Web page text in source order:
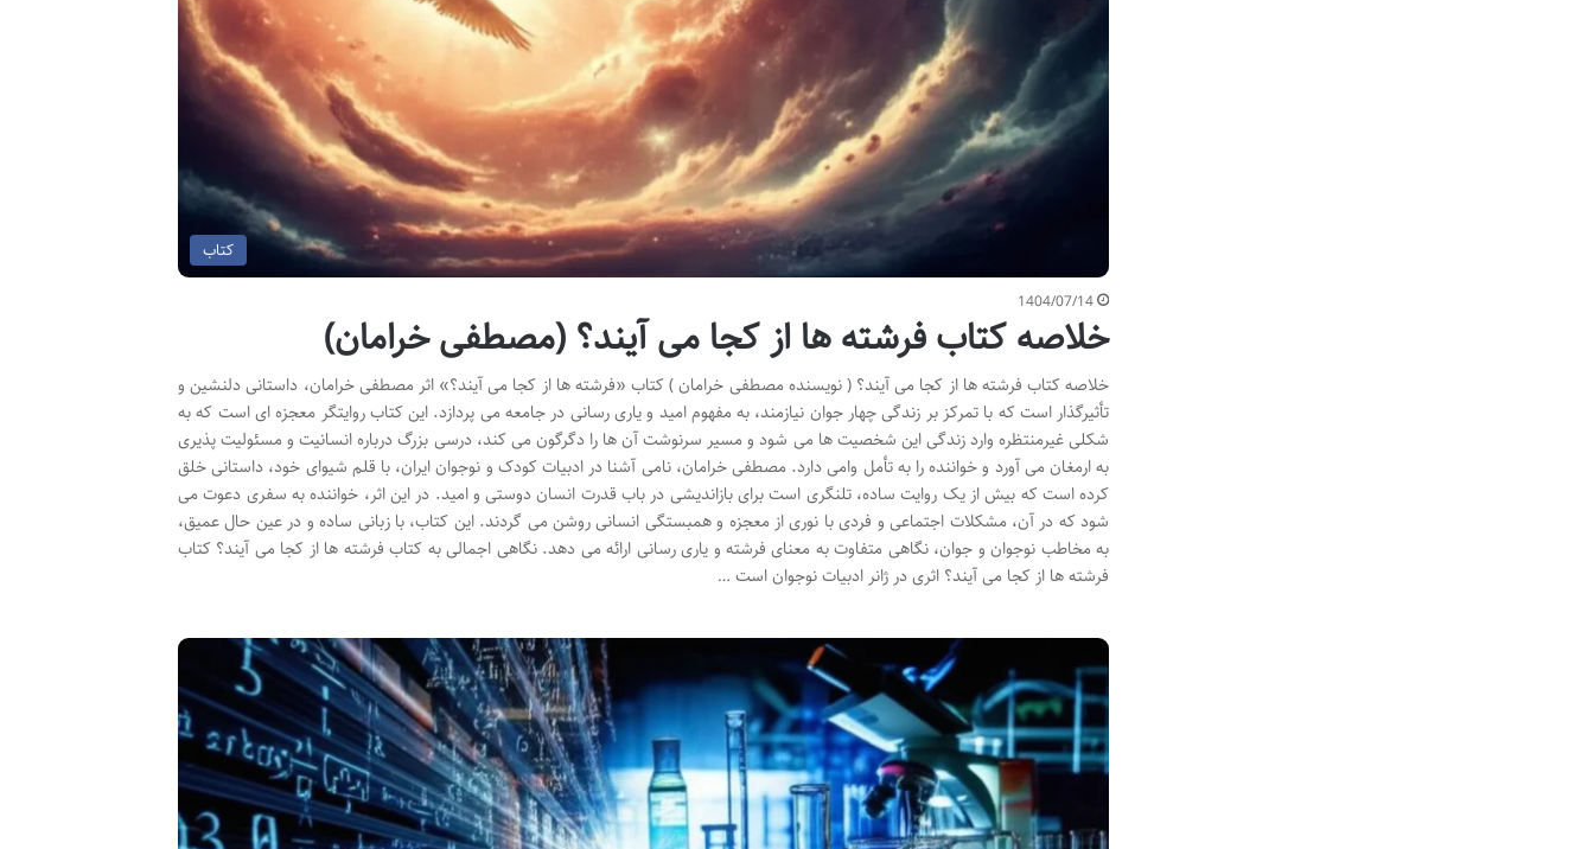
کتاب
1404/07/14
خلاصه کتاب فرشته ها از کجا می آیند؟ (مصطفی خرامان)
خلاصه کتاب فرشته ها از کجا می آیند؟ ( نویسنده مصطفی خرامان ) کتاب «فرشته ها از کجا می آیند؟» اثر مصطفی خرامان، داستانی دلنشین و
تأثیرگذار است که با تمرکز بر زندگی چهار جوان نیازمند، به مفهوم امید و یاری رسانی در جامعه می پردازد. این کتاب روایتگر معجزه ای است که به
شکلی غیرمنتظره وارد زندگی این شخصیت ها می شود و مسیر سرنوشت آن ها را دگرگون می کند، درسی بزرگ درباره انسانیت و مسئولیت پذیری
به ارمغان می آورد و خواننده را به تأمل وامی دارد. مصطفی خرامان، نامی آشنا در ادبیات کودک و نوجوان ایران، با قلم شیوای خود، داستانی خلق
کرده است که بیش از یک روایت ساده، تلنگری است برای بازاندیشی در باب قدرت انسان دوستی و امید. در این اثر، خواننده به سفری دعوت می
شود که در آن، مشکلات اجتماعی و فردی با نوری از معجزه و همبستگی انسانی روشن می گردند. این کتاب، با زبانی ساده و در عین حال عمیق،
به مخاطب نوجوان و جوان، نگاهی متفاوت به معنای فرشته و یاری رسانی ارائه می دهد. نگاهی اجمالی به کتاب فرشته ها از کجا می آیند؟ کتاب
فرشته ها از کجا می آیند؟ اثری در ژانر ادبیات نوجوان است …